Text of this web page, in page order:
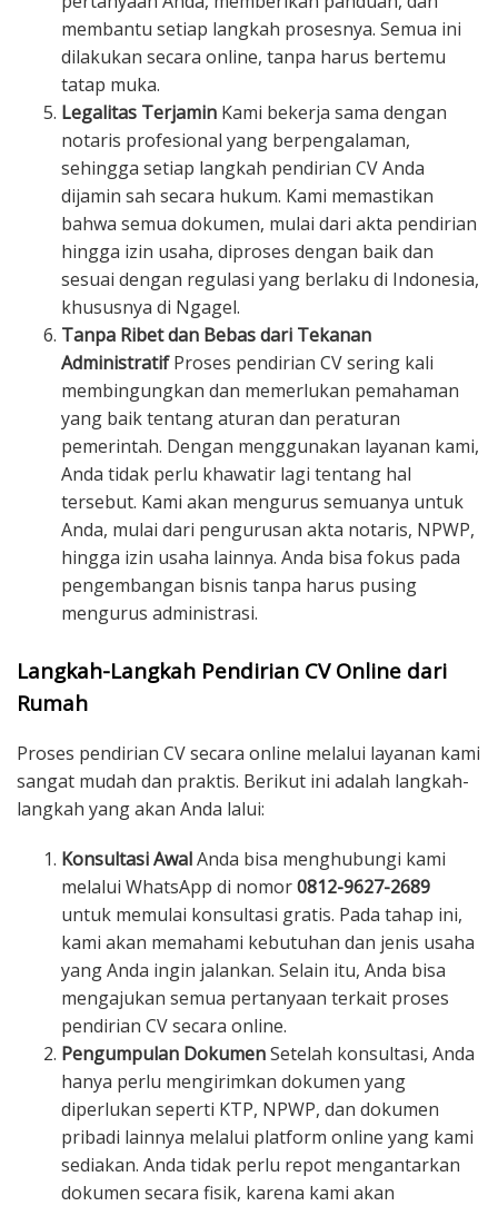
membantu setiap langkah prosesnya. Semua ini
dilakukan secara online, tanpa harus bertemu
tatap muka.
Legalitas Terjamin Kami bekerja sama dengan
notaris profesional yang berpengalaman,
sehingga setiap langkah pendirian CV Anda
dijamin sah secara hukum. Kami memastikan
bahwa semua dokumen, mulai dari akta pendirian
hingga izin usaha, diproses dengan baik dan
sesuai dengan regulasi yang berlaku di Indonesia,
khususnya di Ngagel.
Tanpa Ribet dan Bebas dari Tekanan
AdministratifProses pendirian CV sering kali
membingungkan dan memerlukan pemahaman
yang baik tentang aturan dan peraturan
pemerintah. Dengan menggunakan layanan kami,
Anda tidak perlu khawatir lagi tentang hal
tersebut. Kami akan mengurus semuanya untuk
Anda, mulai dari pengurusan akta notaris, NPWP,
hingga izin usaha lainnya. Anda bisa fokus pada
pengembangan bisnis tanpa harus pusing
mengurus administrasi.
Langkah-Langkah Pendirian CV Online dari
Rumah
Proses pendirian CV secara online melalui layanan kami
sangat mudah dan praktis. Berikut ini adalah langkah-
langkah yang akan Anda lalui:
Konsultasi AwalAnda bisa menghubungi kami
melalui WhatsApp di nomor0812-9627-2689
untuk memulai konsultasi gratis. Pada tahap ini,
kami akan memahami kebutuhan dan jenis usaha
yang Anda ingin jalankan. Selain itu, Anda bisa
mengajukan semua pertanyaan terkait proses
pendirian CV secara online.
Pengumpulan DokumenSetelah konsultasi, Anda
hanya perlu mengirimkan dokumen yang
diperlukan seperti KTP, NPWP, dan dokumen
pribadi lainnya melalui platform online yang kami
sediakan. Anda tidak perlu repot mengantarkan
dokumen secara fisik, karena kami akan